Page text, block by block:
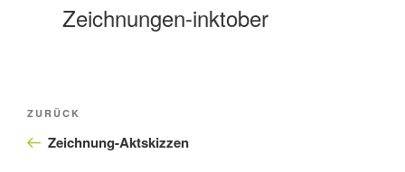
Zeichnungen-inktober
Beitragsnavigation
Vorheriger
Beitrag
ZURÜCK
Zeichnung-Aktskizzen